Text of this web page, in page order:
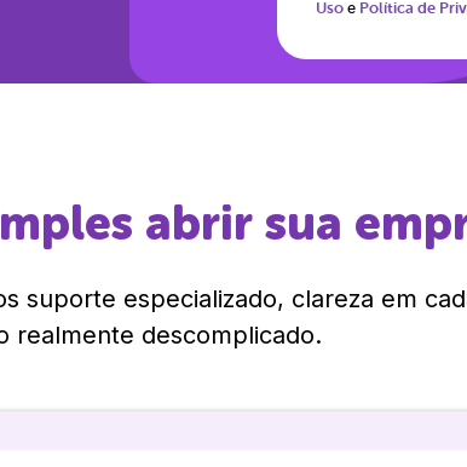
Uso e Política de
abrir sua
suporte especializado, clareza em
realmente descomplicado.